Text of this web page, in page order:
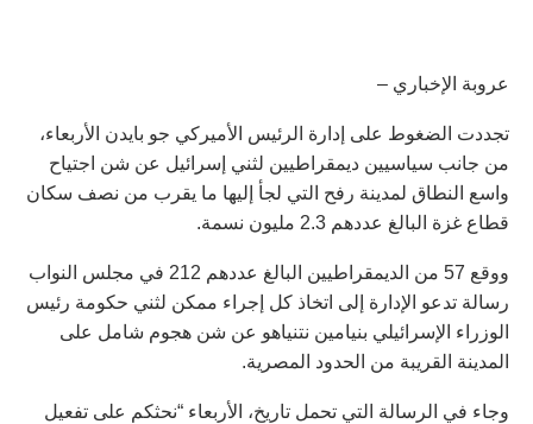
عروبة الإخباري –
تجددت الضغوط على إدارة الرئيس الأميركي جو بايدن الأربعاء،
من جانب سياسيين ديمقراطيين لثني إسرائيل عن شن اجتياح
واسع النطاق لمدينة رفح التي لجأ إليها ما يقرب من نصف سكان
قطاع غزة البالغ عددهم 2.3 مليون نسمة.
ووقع 57 من الديمقراطيين البالغ عددهم 212 في مجلس النواب
رسالة تدعو الإدارة إلى اتخاذ كل إجراء ممكن لثني حكومة رئيس
الوزراء الإسرائيلي بنيامين نتنياهو عن شن هجوم شامل على
المدينة القريبة من الحدود المصرية.
وجاء في الرسالة التي تحمل تاريخ، الأربعاء “نحثكم على تفعيل